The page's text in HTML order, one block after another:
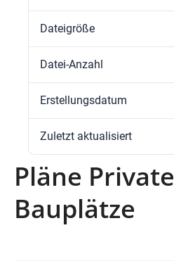
Dateigröße
Datei-Anzahl
Erstellungsdatum
Zuletzt aktualisiert
Pläne Private
Bauplätze